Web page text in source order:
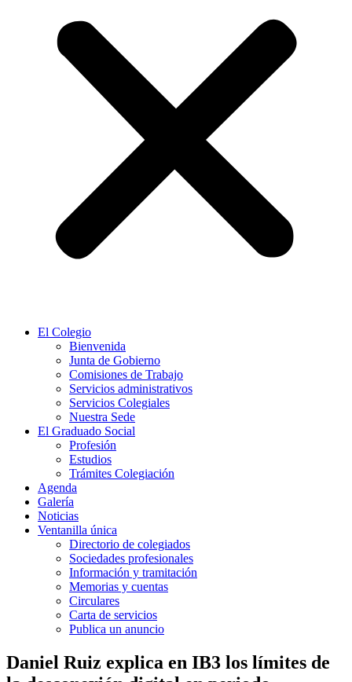
El Colegio
Bienvenida
Junta de Gobierno
Comisiones de Trabajo
Servicios administrativos
Servicios Colegiales
Nuestra Sede
El Graduado Social
Profesión
Estudios
Trámites Colegiación
Agenda
Galería
Noticias
Ventanilla única
Directorio de colegiados
Sociedades profesionales
Información y tramitación
Memorias y cuentas
Circulares
Carta de servicios
Publica un anuncio
Daniel Ruiz explica en IB3 los límites de